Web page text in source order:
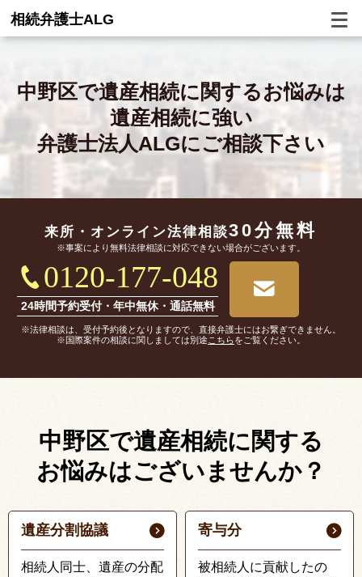
相続弁護士ALG
中野区で遺産相続に関するお悩みは
遺産相続に強い
弁護士法人ALGにご相談下さい
来所・オンライン法律相談30分無料
※事案により無料法律相談に対応できない場合がございます。
0120-177-048
24時間予約受付・年中無休・通話無料
※法律相談は、受付予約後となりますので、直接弁護士にはお繋ぎできません。
※国際案件の相談に関しましては別途 こちらをご覧ください。
中野区で遺産相続に関する
お悩みはございませんか？
遺産分割協議
相続人同士、遺産の分配
寄与分
被相続人に貢献したの